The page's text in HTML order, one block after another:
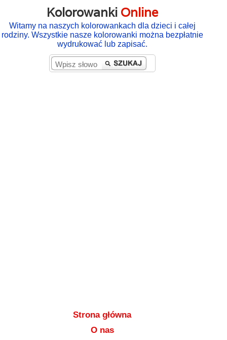
Kolorowanki Online
Witamy na naszych kolorowankach dla dzieci i całej
rodziny. Wszystkie nasze kolorowanki można bezpłatnie
wydrukować lub zapisać.
Strona główna
O nas